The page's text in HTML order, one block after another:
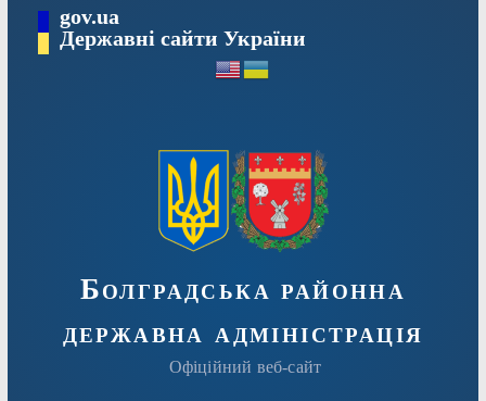
Перейтиgov.ua
Державні сайти України
Болградська районна
державна адміністрація
Офіційний веб-сайт